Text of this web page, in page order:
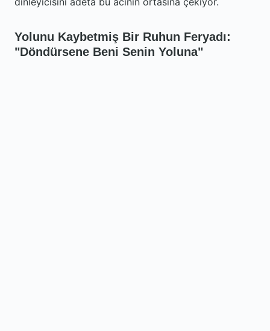
Yolunu Kaybetmiş Bir Ruhun Feryadı:
"Döndürsene Beni Senin Yoluna"